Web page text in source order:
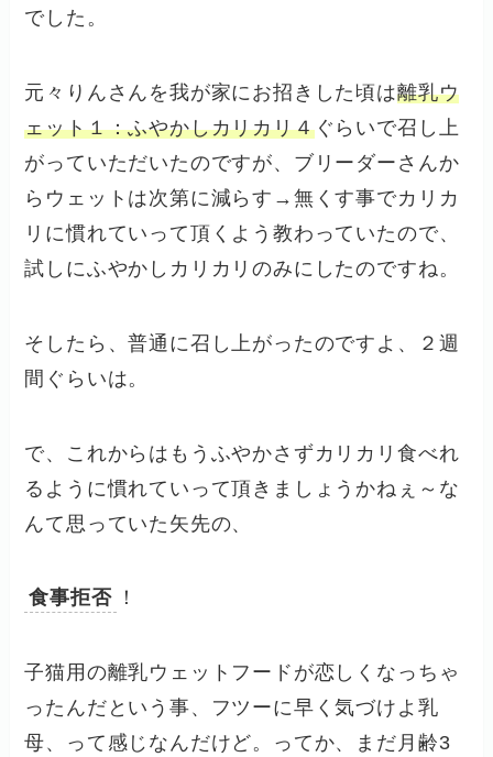
でした。
元々りんさんを我が家にお招きした頃は離乳ウ
ェット１：ふやかしカリカリ４ぐらいで召し上
がっていただいたのですが、ブリーダーさんか
らウェットは次第に減らす→無くす事でカリカ
リに慣れていって頂くよう教わっていたので、
試しにふやかしカリカリのみにしたのですね。
そしたら、普通に召し上がったのですよ、２週
間ぐらいは。
で、これからはもうふやかさずカリカリ食べれ
るように慣れていって頂きましょうかねぇ～な
んて思っていた矢先の、
食事拒否 ！
子猫用の離乳ウェットフードが恋しくなっちゃ
ったんだという事、フツーに早く気づけよ乳
母、って感じなんだけど。ってか、まだ月齢3